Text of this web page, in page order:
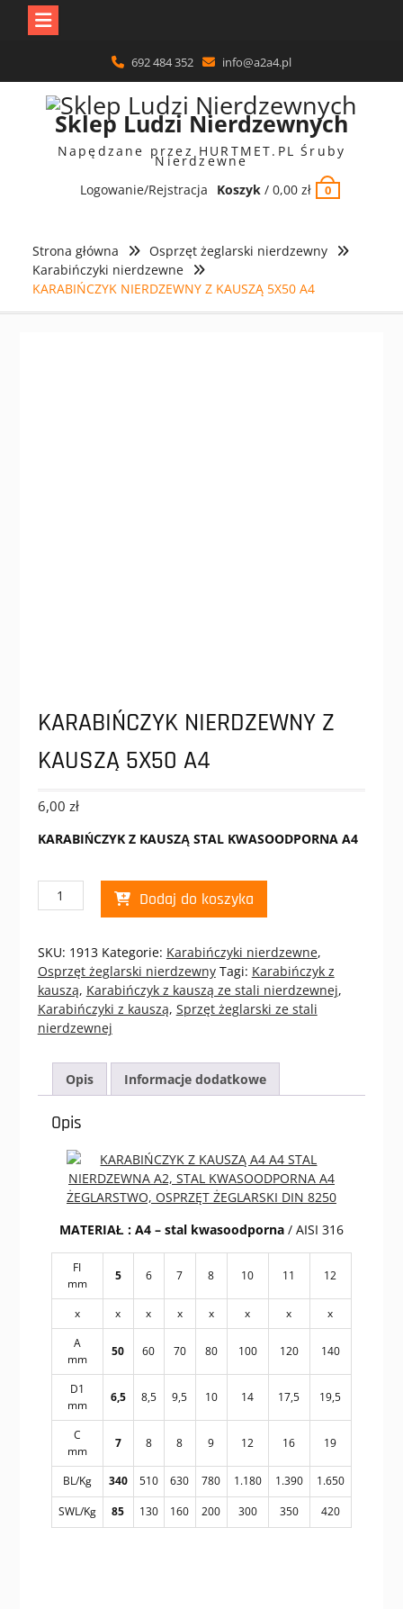
content
692 484 352 info@a2a4.pl
Sklep Ludzi Nierdzewnych
Napędzane przez HURTMET.PL Śruby
Nierdzewne
Logowanie/Rejstracja
Koszyk/ 0,00 zł 0
Strona główna
Osprzęt żeglarski nierdzewny
Karabińczyki nierdzewne
KARABIŃCZYK NIERDZEWNY Z KAUSZĄ 5X50 A4
KARABIŃCZYK NIERDZEWNY Z
KAUSZĄ 5X50 A4
6,00 zł
KARABIŃCZYK Z KAUSZĄ STAL KWASOODPORNA A4
ilość
KARABIŃCZYK
Z
KAUSZĄ
5X50
A4
Dodaj do koszyka
SKU: 1913 Kategorie: Karabińczyki nierdzewne,
Osprzęt żeglarski nierdzewny Tagi: Karabińczyk z
kauszą, Karabińczyk z kauszą ze stali nierdzewnej,
Karabińczyki z kauszą, Sprzęt żeglarski ze stali
nierdzewnej
Opis Informacje dodatkowe
Opis
MATERIAŁ : A4 – stal kwasoodporna/ AISI 316
FI
mm
5 6 7 8 10 11 12
x x x x x x x
x
A
mm
50 60 70 80 100 120 140
D1
mm
6,5 8,5 9,5 10 14 17,5 19,5
C
mm
7 8 8 9 12 16 19
BL/Kg 340 510 630 780 1.180 1.390
1.650
SWL/Kg
85 130 160 200 300 350 420